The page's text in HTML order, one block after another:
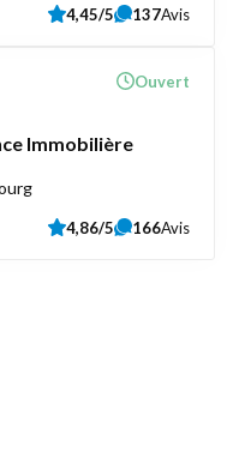
4,45/5 137Avis
Immobilière
Ouvert
4,86/5 166Avis